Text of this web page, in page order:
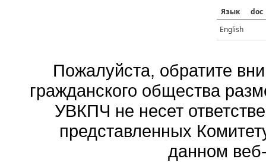
Язык
doc
English
Пожалуйста, обратите
гражданского общества
УВКПЧ не несет
представленных
данном